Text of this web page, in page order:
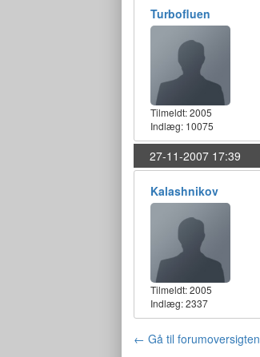
Turbofluen
Tilmeldt:2005
Indlæg: 10075
27-11-2007 17:39
Kalashnikov
Tilmeldt:2005
Indlæg: 2337
← Gå til forumoversigten